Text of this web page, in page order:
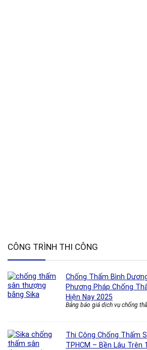
CÔNG TRÌNH THI CÔNG
Chống Thấm Bình
Phương Pháp Chống
Hiện Nay 2025
Bảng báo giá dịch vụ chống
Thi Công Chống Thấm
TPHCM – Bền Lâu Trên